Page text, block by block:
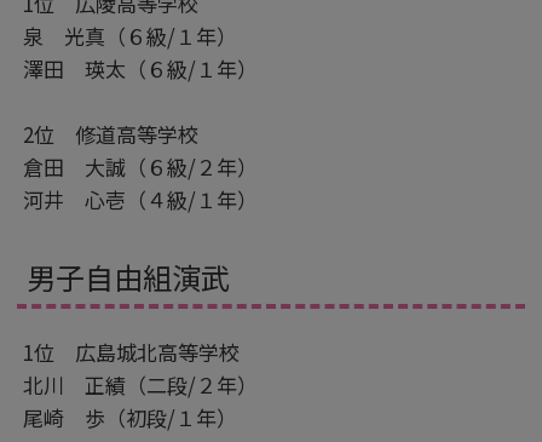
泉 光真（６級/１年）
澤田 瑛太（６級/１年）
2位 修道高等学校
倉田 大誠（６級/２年）
河井 心壱（４級/１年）
男子自由組演武
1位 広島城北高等学校
北川 正績（二段/２年）
尾崎 歩（初段/１年）